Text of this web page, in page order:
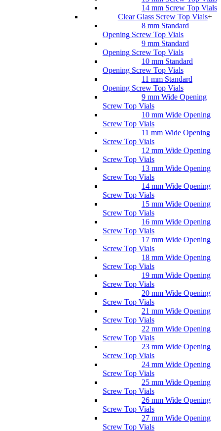
14 mm Screw Top Vials
Clear Glass Screw Top Vials+
8 mm Standard
Opening Screw Top Vials
9 mm Standard
Opening Screw Top Vials
10 mm Standard
Opening Screw Top Vials
11 mm Standard
Opening Screw Top Vials
9 mm Wide Opening
Screw Top Vials
10 mm Wide Opening
Screw Top Vials
11 mm Wide Opening
Screw Top Vials
12 mm Wide Opening
Screw Top Vials
13 mm Wide Opening
Screw Top Vials
14 mm Wide Opening
Screw Top Vials
15 mm Wide Opening
Screw Top Vials
16 mm Wide Opening
Screw Top Vials
17 mm Wide Opening
Screw Top Vials
18 mm Wide Opening
Screw Top Vials
19 mm Wide Opening
Screw Top Vials
20 mm Wide Opening
Screw Top Vials
21 mm Wide Opening
Screw Top Vials
22 mm Wide Opening
Screw Top Vials
23 mm Wide Opening
Screw Top Vials
24 mm Wide Opening
Screw Top Vials
25 mm Wide Opening
Screw Top Vials
26 mm Wide Opening
Screw Top Vials
27 mm Wide Opening
Screw Top Vials